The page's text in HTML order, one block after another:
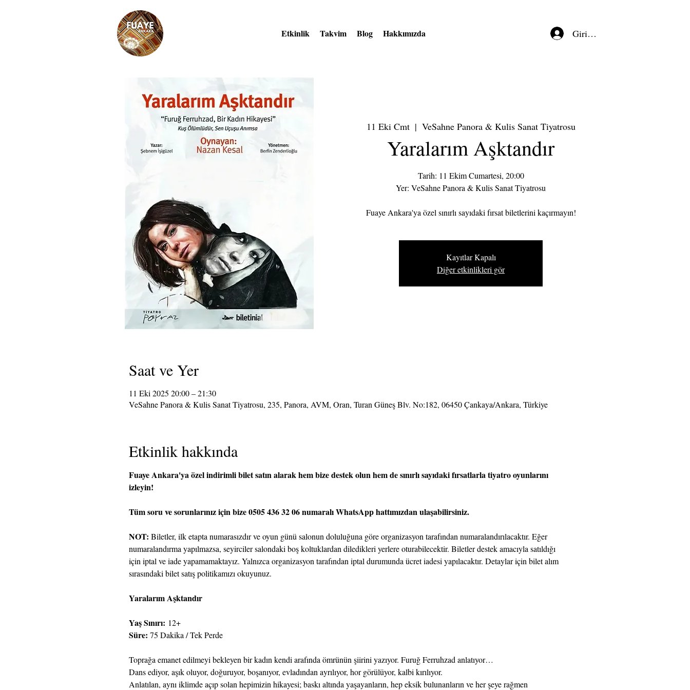
Etkinlik Takvim Blog Hakkımızda Giriş/Kayıt
11 Eki Cmt
  |
VeSahne Panora & Kulis Sanat Tiyatrosu
Yaralarım Aşktandır
Tarih: 11 Ekim Cumartesi, 20:00
Yer: VeSahne Panora & Kulis Sanat Tiyatrosu
Fuaye Ankara'ya özel sınırlı sayıdaki fırsat biletlerini kaçırmayın!
Kayıtlar Kapalı
Diğer etkinlikleri gör
Saat ve Yer
11 Eki 2025 20:00 – 21:30
VeSahne Panora & Kulis Sanat Tiyatrosu, 235, Panora, AVM, Oran, Turan Güneş Blv. No:182, 06450 Çankaya/Ankara, Türkiye
Etkinlik hakkında
Fuaye Ankara'ya özel indirimli bilet satın alarak hem bize destek olun hem de sınırlı sayıdaki fırsatlarla tiyatro oyunlarını
izleyin!
Tüm soru ve sorunlarınız için bize 0505 436 32 06 numaralı WhatsApp hattımızdan ulaşabilirsiniz.
NOT: Biletler, ilk etapta numarasızdır ve oyun günü salonun doluluğuna göre organizasyon tarafından numaralandırılacaktır. Eğer
numaralandırma yapılmazsa, seyirciler salondaki boş koltuklardan diledikleri yerlere oturabilecektir. Biletler destek amacıyla satıldığı
için iptal ve iade yapamamaktayız. Yalnızca organizasyon tarafından iptal durumunda ücret iadesi yapılacaktır. Detaylar için bilet alım
sırasındaki bilet satış politikamızı okuyunuz.
Yaralarım Aşktandır
Yaş Sınırı: 12+
Süre: 75 Dakika / Tek Perde
Toprağa emanet edilmeyi bekleyen bir kadın kendi arafında ömrünün şiirini yazıyor. Furuğ Ferruhzad anlatıyor…
Dans ediyor, aşık oluyor, doğuruyor, boşanıyor, evladından ayrılıyor, hor görülüyor, kalbi kırılıyor.
Anlatılan, aynı iklimde açıp solan hepimizin hikayesi; baskı altında yaşayanların, hep eksik bulunanların ve her şeye rağmen